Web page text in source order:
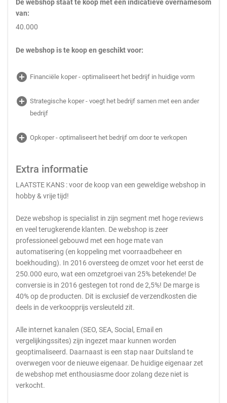
De webshop staat te koop met een indicatieve overnamesom
van:
40.000
De webshop is te koop en geschikt voor:
add_circle Financiële koper - optimaliseert het bedrijf in huidige vorm
add_circle Strategische koper - voegt het bedrijf samen met een ander
bedrijf
add_circle Opkoper - optimaliseert het bedrijf om door te verkopen
Extra informatie
LAATSTE KANS : voor de koop van een geweldige webshop in
hobby & vrije tijd!
Deze webshop is specialist in zijn segment met hoge reviews
en veel terugkerende klanten. De webshop is zeer
professioneel gebouwd met een hoge mate van
automatisering (en koppeling met voorraadbeheer en
boekhouding). In 2016 oversteeg de omzet voor het eerst de
250.000 euro, wat een omzetgroei van 25% betekende! De
conversie is in 2016 gestegen tot rond de 2,5%! De marge is
40% op de producten. Dit is exclusief de verzendkosten die
deels in de verkoopprijs versleuteld zit.
Alle internet kanalen (SEO, SEA, Social, Email en
vergelijkingssites) zijn ingezet maar kunnen worden
geoptimaliseerd. Daarnaast is een stap naar Duitsland te
overwegen voor de nieuwe eigenaar. De huidige eigenaar zet
de webshop met enthousiasme door zolang deze niet is
verkocht.